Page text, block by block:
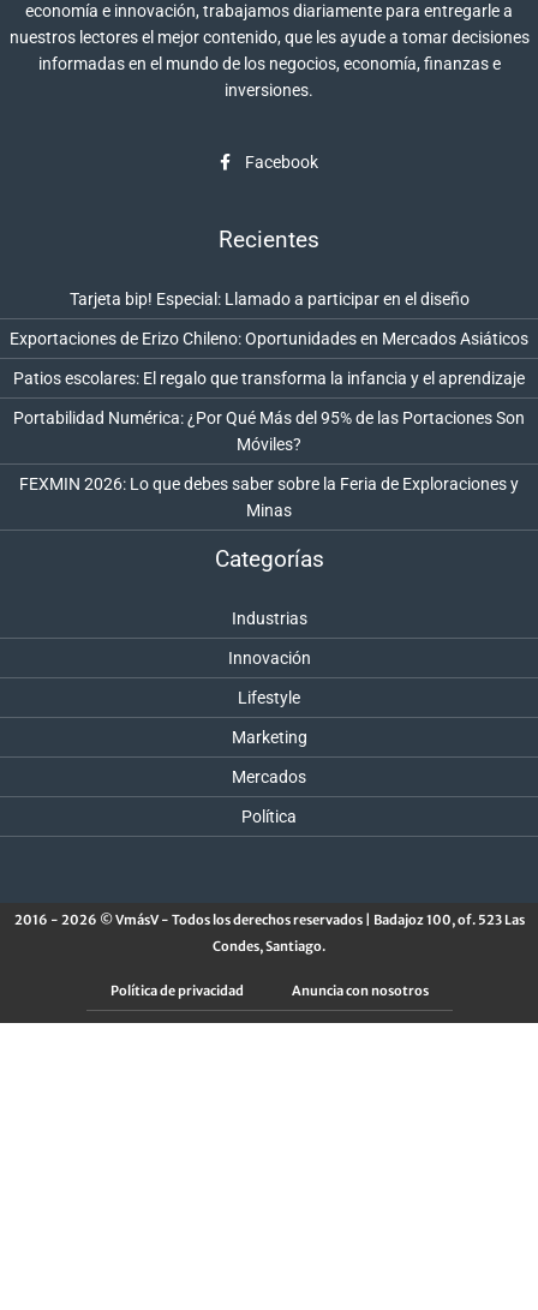
economía e innovación, trabajamos diariamente para entregarle a
nuestros lectores el mejor contenido, que les ayude a tomar decisiones
informadas en el mundo de los negocios, economía, finanzas e
inversiones.
Facebook
Recientes
Tarjeta bip! Especial: Llamado a participar en el diseño
Exportaciones de Erizo Chileno: Oportunidades en Mercados Asiáticos
Patios escolares: El regalo que transforma la infancia y el aprendizaje
Portabilidad Numérica: ¿Por Qué Más del 95% de las Portaciones Son
Móviles?
FEXMIN 2026: Lo que debes saber sobre la Feria de Exploraciones y
Minas
Categorías
Industrias
Innovación
Lifestyle
Marketing
Mercados
Política
2016 - 2026 © VmásV - Todos los derechos reservados | Badajoz 100, of. 523 Las
Condes, Santiago.
Política de privacidad Anuncia con nosotros